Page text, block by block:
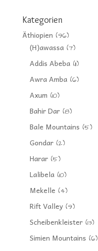
Kategorien
Äthiopien (96)
(H)awassa(7)
Addis Abeba(11)
Awra Amba(6)
Axum (10)
Bahir Dar(8)
Bale Mountains (5)
Gondar(2)
Harar(5)
Lalibela(10)
Mekelle (4)
Rift Valley(9)
Scheibenkleister(13)
Simien Mountains (6)